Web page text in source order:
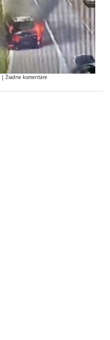
| Žiadne komentáre